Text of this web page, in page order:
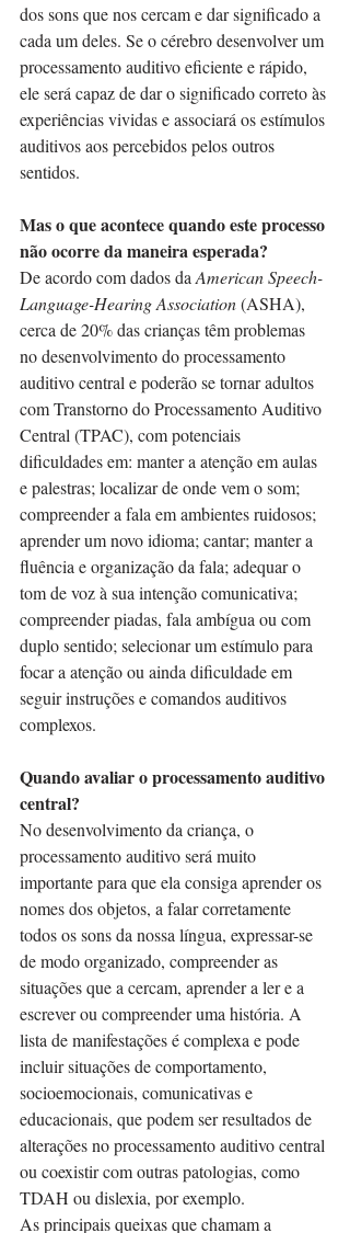
dos sons que nos cercam e dar significado a
cada um deles. Se o cérebro desenvolver um
processamento auditivo eficiente e rápido,
ele será capaz de dar o significado correto às
experiências vividas e associará os estímulos
auditivos aos percebidos pelos outros
sentidos.
Mas o que acontece quando este processo
não ocorre da maneira esperada?
De acordo com dados da American Speech-
Language-Hearing Association (ASHA),
cerca de 20% das crianças têm problemas
no desenvolvimento do processamento
auditivo central e poderão se tornar adultos
com Transtorno do Processamento Auditivo
Central (TPAC), com potenciais
dificuldades em: manter a atenção em aulas
e palestras; localizar de onde vem o som;
compreender a fala em ambientes ruidosos;
aprender um novo idioma; cantar; manter a
fluência e organização da fala; adequar o
tom de voz à sua intenção comunicativa;
compreender piadas, fala ambígua ou com
duplo sentido; selecionar um estímulo para
focar a atenção ou ainda dificuldade em
seguir instruções e comandos auditivos
complexos.
Quando avaliar o processamento auditivo
central?
No desenvolvimento da criança, o
processamento auditivo será muito
importante para que ela consiga aprender os
nomes dos objetos, a falar corretamente
todos os sons da nossa língua, expressar-se
de modo organizado, compreender as
situações que a cercam, aprender a ler e a
escrever ou compreender uma história. A
lista de manifestações é complexa e pode
incluir situações de comportamento,
socioemocionais, comunicativas e
educacionais, que podem ser resultados de
alterações no processamento auditivo central
ou coexistir com outras patologias, como
TDAH ou dislexia, por exemplo.
As principais queixas que chamam a